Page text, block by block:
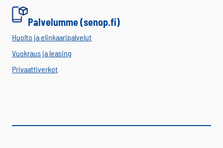
Palvelumme (senop.fi)
Huolto ja elinkaaripalvelut
Vuokraus ja leasing
Privaattiverkot